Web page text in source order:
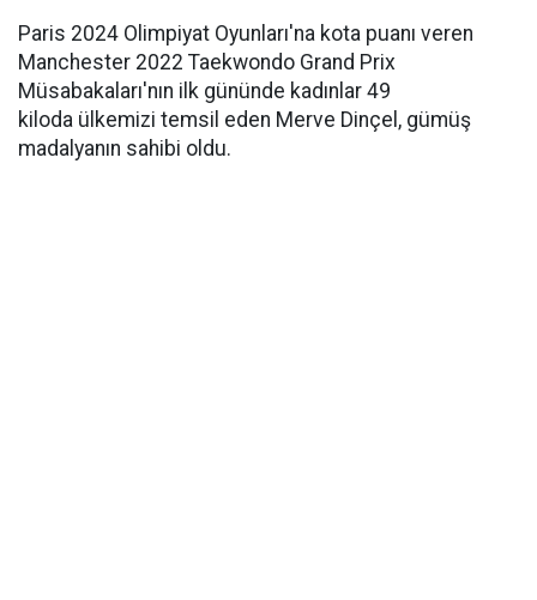
Paris 2024 Olimpiyat Oyunları'na kota puanı veren
Manchester 2022 Taekwondo Grand Prix
Müsabakaları'nın ilk gününde kadınlar 49
kiloda ülkemizi temsil eden Merve Dinçel, gümüş
madalyanın sahibi oldu.